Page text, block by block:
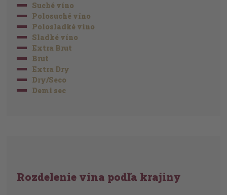
Suché víno
Polosuché víno
Polosladké víno
Sladké víno
Extra Brut
Brut
Extra Dry
Dry/Seco
Demi sec
Rozdelenie vína podľa krajiny